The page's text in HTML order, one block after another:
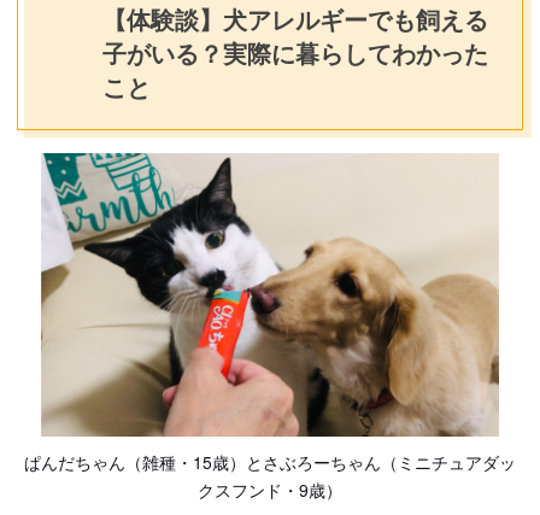
【体験談】犬アレルギーでも飼える
子がいる？実際に暮らしてわかった
こと
ぱんだちゃん（雑種・15歳）とさぶろーちゃん（ミニチュアダッ
クスフンド・9歳）